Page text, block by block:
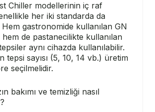
Chiller modellerinin iç raf
her iki standarda da
gastronomide kullanılan GN
de pastanecilikte kullanılan
aynı cihazda kullanılabilir.
tepsi sayısı (5, 10, 14 vb.) üretim
seçilmelidir.
bakımı ve temizliği nasıl